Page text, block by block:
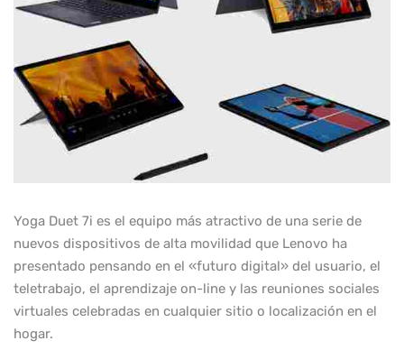
Yoga Duet 7i es el equipo más atractivo de una serie de
nuevos dispositivos de alta movilidad que Lenovo ha
presentado pensando en el «futuro digital» del usuario, el
teletrabajo, el aprendizaje on-line y las reuniones sociales
virtuales celebradas en cualquier sitio o localización en el
hogar.